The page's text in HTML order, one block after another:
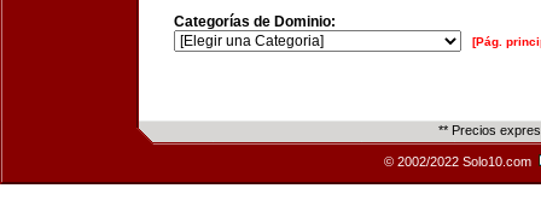
Categorías de Dominio:
[Pág.
** Precios
© 2002/2022 Solo10.com